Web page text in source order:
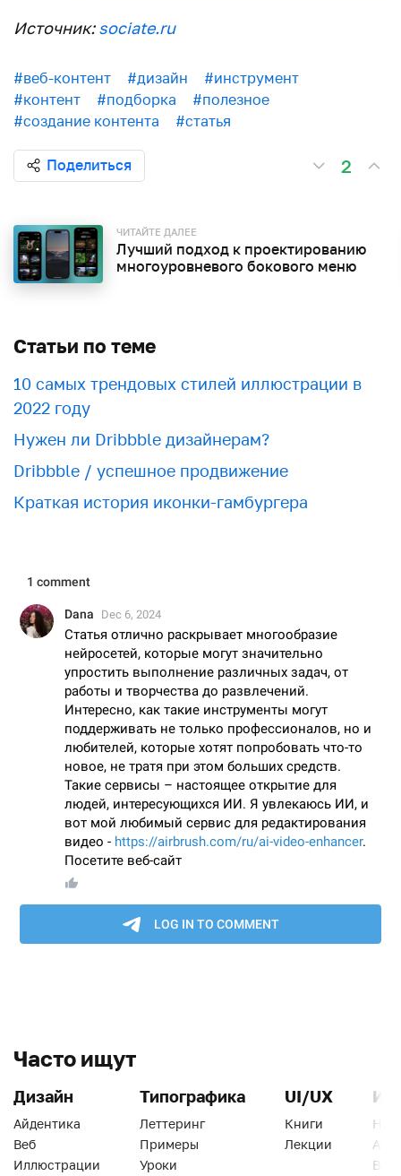
Источник:sociate.ru
#веб-контент #дизайн
#инструмент
#контент
#подборка
#полезное
#создание контента
#статья
Поделиться 2
ЧИТАЙТЕ ДАЛЕЕ
Лучший подход к проектированию
многоуровневого бокового меню
Статьи по теме
10 самых трендовых стилей иллюстрации в
2022 году
Нужен ли Dribbble дизайнерам?
Dribbble / успешное продвижение
Краткая история иконки-гамбургера
Часто ищут
Дизайн
Айдентика
Веб
Иллюстрации
Типографика
Леттеринг
Примеры
Уроки
UI/UX
Книги
Лекции
Веб